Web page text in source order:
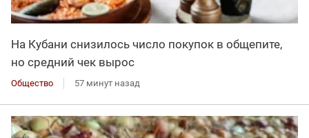
На Кубани снизилось число покупок в общепите,
но средний чек вырос
Общество 57 минут назад